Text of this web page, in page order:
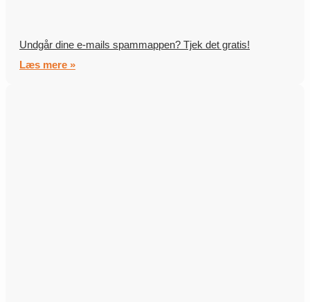
Undgår dine e-mails spammappen? Tjek det gratis!
Læs mere »